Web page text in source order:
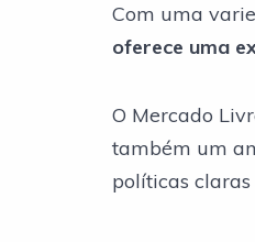
Com uma
oferece uma
O Mercado
também um
políticas claras